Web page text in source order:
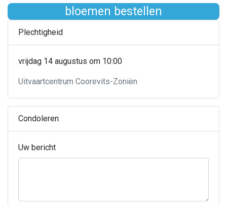
bloemen bestellen
Plechtigheid
vrijdag 14 augustus om 10:00
Uitvaartcentrum Coorevits-Zoniën
Condoleren
Uw bericht